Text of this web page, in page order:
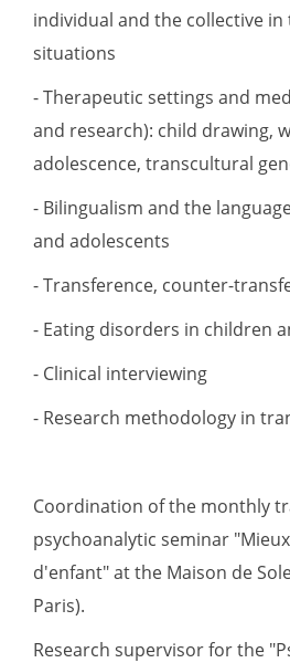
individual and the collective
situations
- Therapeutic settings and
and research): child drawing,
adolescence, transcultural
- Bilingualism and the
and adolescents
- Transference, counter-
- Eating disorders in children
- Clinical interviewing
- Research methodology in
Coordination of the monthly
psychoanalytic seminar
d'enfant" at the Maison de
Paris).
Research supervisor for the